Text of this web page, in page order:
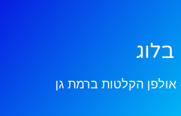
בלוג
- אולפן הקלטות ברמת גן